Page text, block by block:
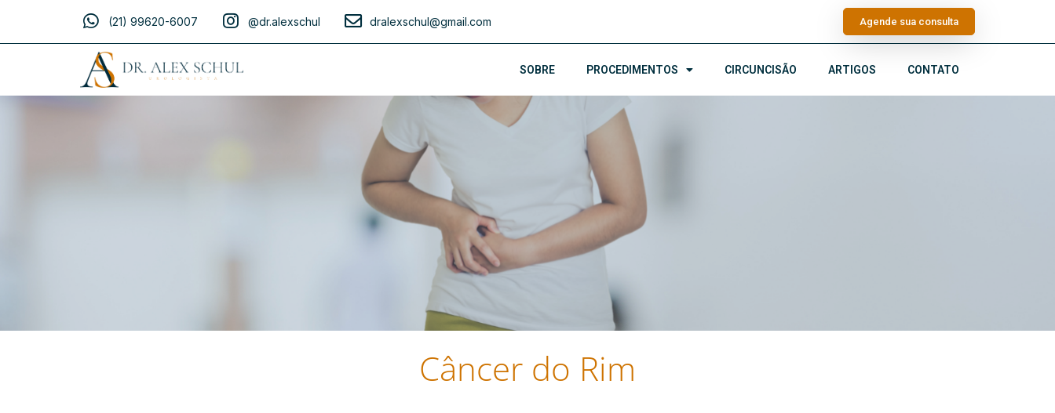
(21) 99620-6007 @dr.alexschul dralexschul@gmail.com Agende sua consulta
SOBRE PROCEDIMENTOS CIRCUNCISÃO ARTIGOS CONTATO
Câncer do Rim